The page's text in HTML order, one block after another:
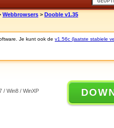
Webbrowsers > Dooble v1.35
Je kunt ook de v1.56c (laatste stabiele
/ Win8 / WinXP